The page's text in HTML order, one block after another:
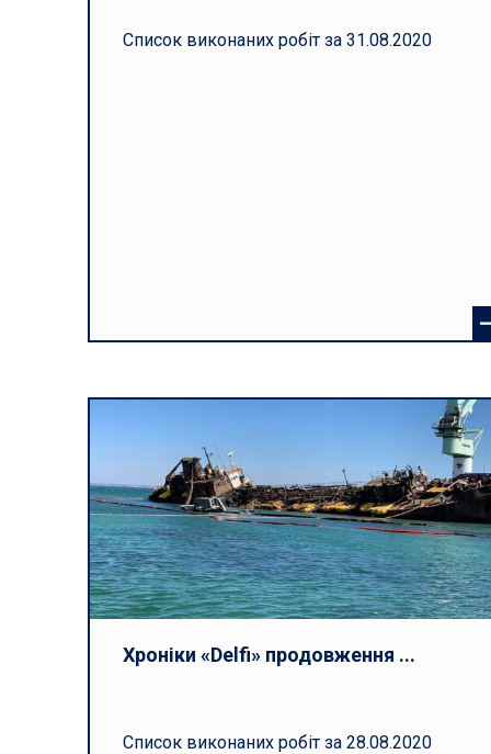
Список виконаних робіт за 31.08.2020
Хроніки «Delfi» продовження ...
Список виконаних робіт за 28.08.2020